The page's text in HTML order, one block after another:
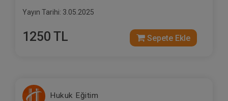
Yayın Tarihi: 3.05.2025
1250 TL Sepete Ekle
Hukuk Eğitim